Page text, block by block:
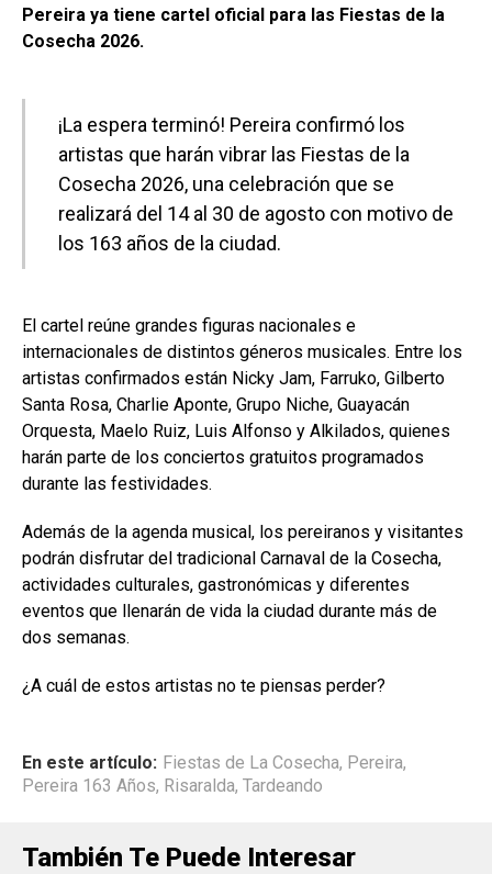
Pereira ya tiene cartel oficial para las Fiestas de la
Cosecha 2026.
¡La espera terminó! Pereira confirmó los
artistas que harán vibrar las Fiestas de la
Cosecha 2026, una celebración que se
realizará del 14 al 30 de agosto con motivo de
los 163 años de la ciudad.
El cartel reúne grandes figuras nacionales e
internacionales de distintos géneros musicales. Entre los
artistas confirmados están Nicky Jam, Farruko, Gilberto
Santa Rosa, Charlie Aponte, Grupo Niche, Guayacán
Orquesta, Maelo Ruiz, Luis Alfonso y Alkilados, quienes
harán parte de los conciertos gratuitos programados
durante las festividades.
Además de la agenda musical, los pereiranos y visitantes
podrán disfrutar del tradicional Carnaval de la Cosecha,
actividades culturales, gastronómicas y diferentes
eventos que llenarán de vida la ciudad durante más de
dos semanas.
¿A cuál de estos artistas no te piensas perder?
En este artículo: Fiestas de La Cosecha, Pereira,
Pereira 163 Años, Risaralda, Tardeando
También Te Puede Interesar